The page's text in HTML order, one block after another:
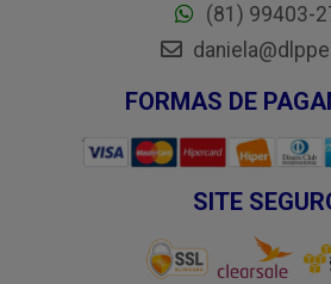
(81) 99403-
FORMAS DE
SITE